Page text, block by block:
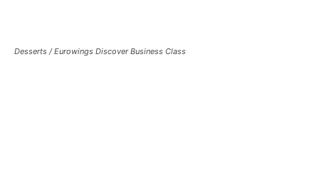
Desserts /Eurowings Discover Business Class